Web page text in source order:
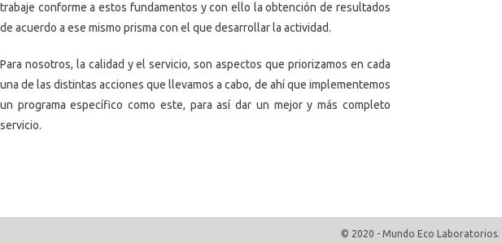
trabaje conforme a estos fundamentos y con ello la obtención de resultados
de acuerdo a ese mismo prisma con el que desarrollar la actividad.
Para nosotros, la calidad y el servicio, son aspectos que priorizamos en cada
una de las distintas acciones que llevamos a cabo, de ahí que implementemos
un programa específico como este, para así dar un mejor y más completo
servicio.
© 2020 - Mundo Eco Laboratorios. |